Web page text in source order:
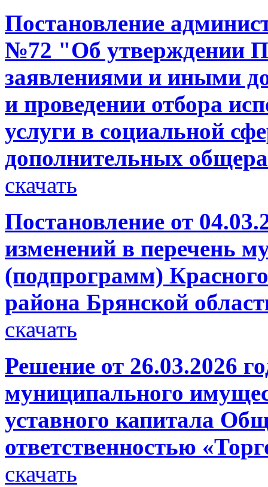
Постановление
№72 "Об утверждении
заявлениями и иными
и проведении отбора
услуги в социальной
дополнительных
скачать
Постановление от
изменений в перечень
(подпрограмм)
района Брянской
скачать
Решение от 26.03.2026
муниципального
уставного капитала
ответственностью
скачать